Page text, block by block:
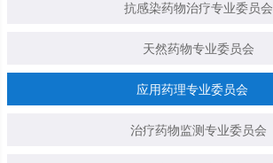
抗感染药物治疗专业委员会
天然药物专业委员会
应用药理专业委员会
治疗药物监测专业委员会